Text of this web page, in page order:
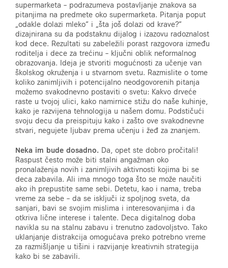
supermarketa – podrazumeva postavljanje znakova sa
pitanjima na predmete oko supermarketa. Pitanja poput
„odakle dolazi mleko“ i „šta još dolazi od krave?“
dizajnirana su da podstaknu dijalog i izazovu radoznalost
kod dece. Rezultati su zabeležili porast razgovora između
roditelja i dece za trećinu – ključni oblik neformalnog
obrazovanja. Ideja je stvoriti mogućnosti za učenje van
školskog okruženja i u stvarnom svetu. Razmislite o tome
koliko zanimljivih i potencijalno neodgovorenih pitanja
možemo svakodnevno postaviti o svetu: Kakvo drveće
raste u tvojoj ulici, kako namirnice stižu do naše kuhinje,
kako je razvijena tehnologija u našem domu. Podstičući
svoju decu da preispituju kako i zašto ove svakodnevne
stvari, negujete ljubav prema učenju i žeđ za znanjem.
Neka im bude dosadno. Da, opet ste dobro pročitali!
Raspust često može biti stalni angažman oko
pronalaženja novih i zanimljivih aktivnosti kojima bi se
deca zabavila. Ali ima mnogo toga što se može naučiti
ako ih prepustite same sebi. Detetu, kao i nama, treba
vreme za sebe – da se isključi iz spoljnog sveta, da
sanjari, bavi se svojim mislima i interesovanjima i da
otkriva lične interese i talente. Deca digitalnog doba
navikla su na stalnu zabavu i trenutno zadovoljstvo. Tako
uklanjanje distrakcija omogućava preko potrebno vreme
za razmišljanje u tišini i razvijanje kreativnih strategija
kako bi se zabavili.